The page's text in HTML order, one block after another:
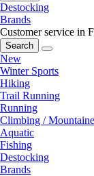
Destocking
Brands
Customer service in
Search
New
Winter Sports
Hiking
Trail Running
Running
Climbing /
Aquatic
Fishing
Destocking
Brands